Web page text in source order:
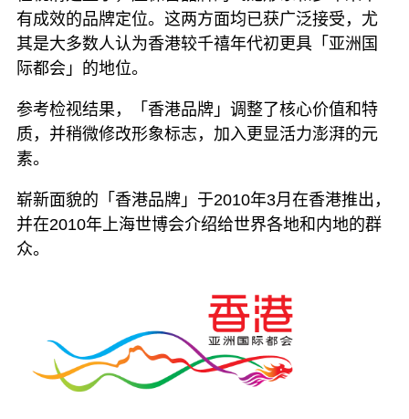
有成效的品牌定位。这两方面均已获广泛接受，尤
其是大多数人认为香港较千禧年代初更具「亚洲国
际都会」的地位。
参考检视结果，「香港品牌」调整了核心价值和特
质，并稍微修改形象标志，加入更显活力澎湃的元
素。
崭新面貌的「香港品牌」于2010年3月在香港推出，
并在2010年上海世博会介绍给世界各地和内地的群
众。